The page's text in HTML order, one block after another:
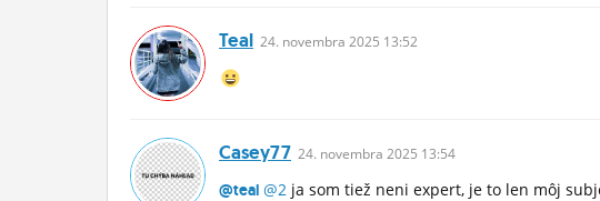
Teal 24. novembra 2025 13:52
Casey77 24. novembra 2025 13:54
@teal @2 ja som tiež neni expert, je to len môj